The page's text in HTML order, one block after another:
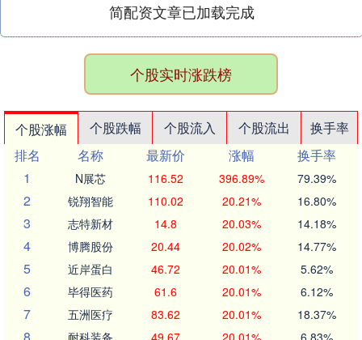
简配资文章已加载完成
个股实时涨跌榜
个股涨幅 个股跌幅 个股流入 个股流出
换手率
排名
名称 最新价 涨幅
换手率
1
N展芯 116.52 396.89% 79.39%
2 锐翔智能 110.02 20.21% 16.80%
3 志特新材 14.8 20.03% 14.18%
4 博腾股份 20.44 20.02% 14.77%
5 近岸蛋白 46.72 20.01% 5.62%
6 毕得医药 61.6 20.01% 6.12%
7 五洲医疗 83.62 20.01% 18.37%
耐科装备 49.67 20.01% 6.83%